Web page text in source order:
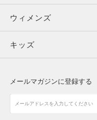
ウィメンズ
キッズ
アクセサリー
トップス
ボトムス
アクセサリー
ウィメンズ
トップス
シューズ
キッズ
メールマガジンに登録する